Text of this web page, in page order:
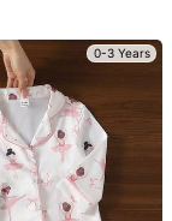
0-3 Years